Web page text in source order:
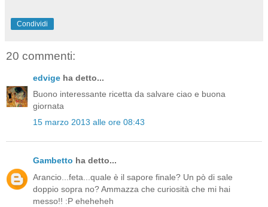
Condividi
20 commenti:
edvige ha detto...
Buono interessante ricetta da salvare ciao e buona
giornata
15 marzo 2013 alle ore 08:43
Gambetto ha detto...
Arancio...feta...quale è il sapore finale? Un pò di sale
doppio sopra no? Ammazza che curiosità che mi hai
messo!! :P eheheheh